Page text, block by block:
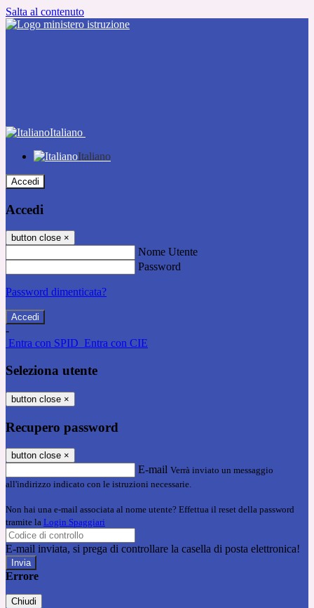
Salta al contenuto
Italiano
Italiano
Accedi
Accedi
button close ×
Nome Utente
Password
Password dimenticata?
-
Entra con SPID Entra con CIE
Seleziona utente
button close ×
Recupero password
button close ×
E-mail Verrà inviato un messaggio
all'indirizzo indicato con le istruzioni necessarie.
Non hai una e-mail associata al nome utente? Effettua il reset della password
tramite la Login Spaggiari
E-mail inviata, si prega di controllare la casella di posta elettronica!
Errore
Chiudi